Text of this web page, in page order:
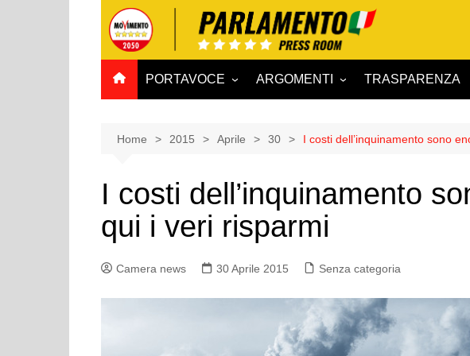
PORTAVOCE
SENATO
ARGOMENTI
Affari esteri
Agricoltura e agroalimentare
Ambiente e Territorio
Attività produttive
Bilancio
Comunicazioni e Vigilanza
Rai
TRASPARENZA
Home 2015 Aprile 30 I costi dell’inquinamento sono
I costi dell’inquinamento
qui i veri risparmi
Camera news 30 Aprile 2015 Senza categoria